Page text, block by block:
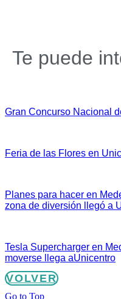
Te puede
Gran Concurso Nacional
Feria de las Flores en
Planes para hacer en
zona de diversión llegó a
Tesla Supercharger en
moverse llega aUnicentro
VOLVER
Go to Top